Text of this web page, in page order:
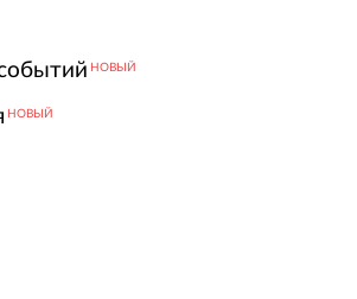
НОВЫЙ
НОВЫЙ